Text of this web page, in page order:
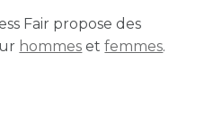
Fair propose des
hommes etfemmes.